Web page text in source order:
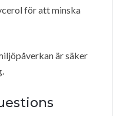
för att minska
är säker